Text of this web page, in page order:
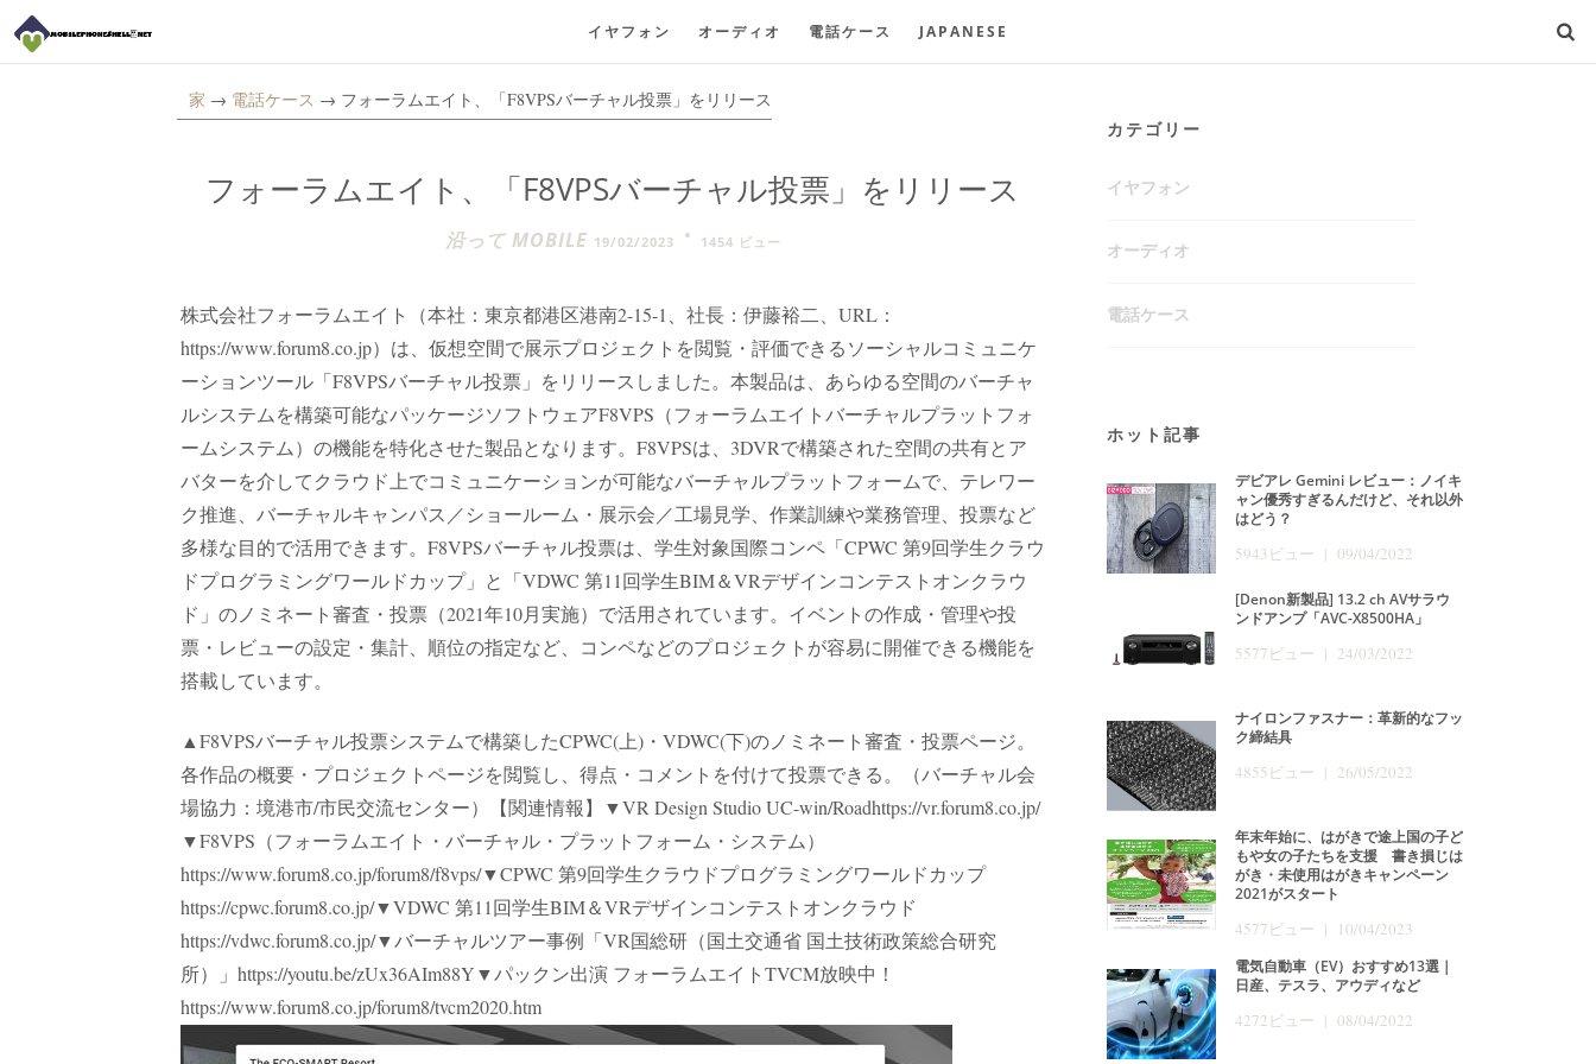
イヤフォン オーディオ 電話ケース JAPANESE
家 → 電話ケース → フォーラムエイト、「F8VPSバーチャル投票」をリリース
フォーラムエイト、「F8VPSバーチャル投票」をリリース
沿って MOBILE 19/02/2023 1454 ビュー
株式会社フォーラムエイト（本社：東京都港区港南2-15-1、社長：伊藤裕二、URL：
https://www.forum8.co.jp）は、仮想空間で展示プロジェクトを閲覧・評価できるソーシャルコミュニケ
ーションツール「F8VPSバーチャル投票」をリリースしました。本製品は、あらゆる空間のバーチャ
ルシステムを構築可能なパッケージソフトウェアF8VPS（フォーラムエイトバーチャルプラットフォ
ームシステム）の機能を特化させた製品となります。F8VPSは、3DVRで構築された空間の共有とア
バターを介してクラウド上でコミュニケーションが可能なバーチャルプラットフォームで、テレワー
ク推進、バーチャルキャンパス／ショールーム・展示会／工場見学、作業訓練や業務管理、投票など
多様な目的で活用できます。F8VPSバーチャル投票は、学生対象国際コンペ「CPWC 第9回学生クラウ
ドプログラミングワールドカップ」と「VDWC 第11回学生BIM＆VRデザインコンテストオンクラウ
ド」のノミネート審査・投票（2021年10月実施）で活用されています。イベントの作成・管理や投
票・レビューの設定・集計、順位の指定など、コンペなどのプロジェクトが容易に開催できる機能を
搭載しています。
▲F8VPSバーチャル投票システムで構築したCPWC(上)・VDWC(下)のノミネート審査・投票ページ。
各作品の概要・プロジェクトページを閲覧し、得点・コメントを付けて投票できる。（バーチャル会
場協力：境港市/市民交流センター）【関連情報】▼VR Design Studio UC-win/Roadhttps://vr.forum8.co.jp/
▼F8VPS（フォーラムエイト・バーチャル・プラットフォーム・システム）
https://www.forum8.co.jp/forum8/f8vps/▼CPWC 第9回学生クラウドプログラミングワールドカップ
https://cpwc.forum8.co.jp/▼VDWC 第11回学生BIM＆VRデザインコンテストオンクラウド
https://vdwc.forum8.co.jp/▼バーチャルツアー事例「VR国総研（国土交通省 国土技術政策総合研究
所）」https://youtu.be/zUx36AIm88Y▼パックン出演 フォーラムエイトTVCM放映中！
https://www.forum8.co.jp/forum8/tvcm2020.htm
カテゴリー
イヤフォン
オーディオ
電話ケース
ホット記事
デビアレ Gemini レビュー：ノイキ
ャン優秀すぎるんだけど、それ以外
はどう？
5943ビュー | 09/04/2022
[Denon新製品] 13.2 ch AVサラウ
ンドアンプ「AVC-X8500HA」
5577ビュー | 24/03/2022
ナイロンファスナー：革新的なフッ
ク締結具
4855ビュー | 26/05/2022
年末年始に、はがきで途上国の子ど
もや女の子たちを支援 書き損じは
がき・未使用はがきキャンペーン
2021がスタート
4577ビュー | 10/04/2023
電気自動車（EV）おすすめ13選｜
日産、テスラ、アウディなど
4272ビュー | 08/04/2022